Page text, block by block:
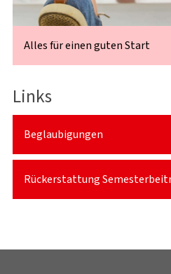
Alles für einen guten Start
Links
Beglaubigungen
Rückerstattung